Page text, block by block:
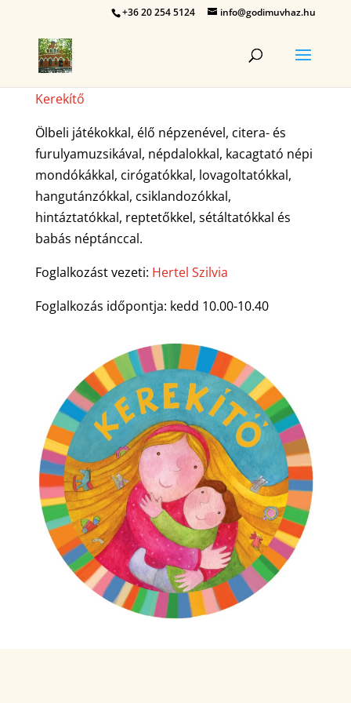
+36 20 254 5124 info@godimuvhaz.hu
Kerekítő
Ölbeli játékokkal, élő népzenével, citera- és
furulyamuzsikával, népdalokkal, kacagtató népi
mondókákkal, cirógatókkal, lovagoltatókkal,
hangutánzókkal, csiklandozókkal,
hintáztatókkal, reptetőkkel, sétáltatókkal és
babás néptánccal.
Foglalkozást vezeti: Hertel Szilvia
Foglalkozás időpontja: kedd 10.00-10.40